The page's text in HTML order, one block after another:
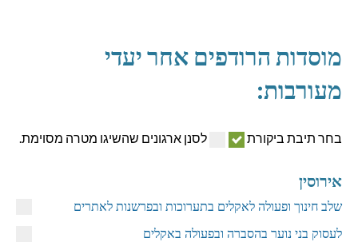
מוסדות הרודפים אחר יעדי
מעורבות:
בחר תיבת ביקורת לסנן ארגונים שהשיגו מטרה מסוימת.
אירוסין
שלב חינוך ופעולה לאקלים בתערוכות ובפרשנות לאתרים
לעסוק בני נוער בהסברה ובפעולה באקלים